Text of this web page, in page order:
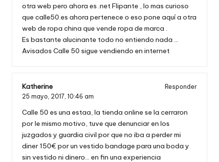
otra web pero ahora es .net Flipante , lo mas curioso
que calle50.es ahora pertenece o eso pone aquí a otra
web de ropa china que vende ropa de marca .
Es bastante alucinante todo no entiendo nada …
Avisados Calle 50 sigue vendiendo en internet
Katherine
Responder
25 mayo, 2017, 10:46 am
Calle 50 es una estaa, la tienda online se la cerraron
por le mismo motivo, tuve que denunciar en los
juzgados y guardia civil por que no iba a perder mi
diner 150€ por un vestido bandage para una boda y
sin vestido ni dinero… en fin una experiencia